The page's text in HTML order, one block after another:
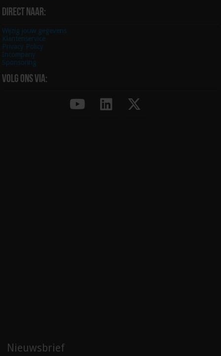
Direct naar:
Wijzig jouw gegevens
Klantenservice
Privacy Policy
Incompany
Sponsoring
Volg ons via:
Nieuwsbrief